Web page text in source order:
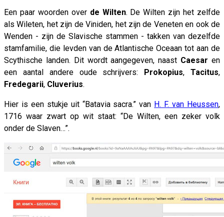
Een paar woorden over de Wilten. De Wilten zijn het zelfde
als Wileten, het zijn de Viniden, het zijn de Veneten en ook de
Wenden - zijn de Slavische stammen - takken van dezelfde
stamfamilie, die levden van de Atlantische Oceaan tot aan de
Scythische landen. Dit wordt aangegeven, naast Caesar en
een aantal andere oude schrijvers: Prokopius,Tacitus,
Fredegarii, Cluverius.
Hier is een stukje uit “Batavia sacra.” van H. F. van Heussen,
1716 waar zwart op wit staat: “De Wilten, een zeker volk
onder de Slaven…”.